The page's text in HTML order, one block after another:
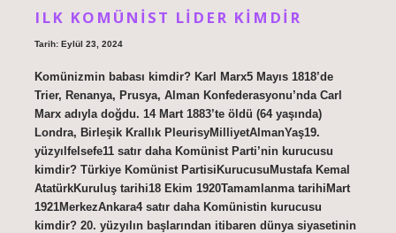
ILK KOMÜNIST LIDER KIMDIR
Tarih: Eylül 23, 2024
Komünizmin babası kimdir? Karl Marx5 Mayıs 1818’de
Trier, Renanya, Prusya, Alman Konfederasyonu’nda Carl
Marx adıyla doğdu. 14 Mart 1883’te öldü (64 yaşında)
Londra, Birleşik Krallık PleurisyMilliyetAlmanYaş19.
yüzyılfelsefe11 satır daha Komünist Parti’nin kurucusu
kimdir? Türkiye Komünist PartisiKurucusuMustafa Kemal
AtatürkKuruluş tarihi18 Ekim 1920Tamamlanma tarihiMart
1921MerkezAnkara4 satır daha Komünistin kurucusu
kimdir? 20. yüzyılın başlarından itibaren dünya siyasetinin